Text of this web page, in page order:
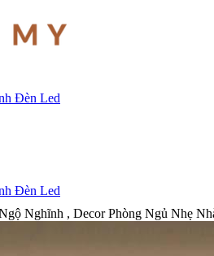
Đèn Led
Đèn Led
Nghĩnh , Decor Phòng Ngủ Nhẹ